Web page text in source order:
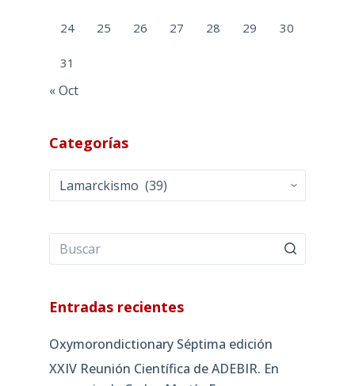
24 25 26 27 28 29 30
31
« Oct
Categorías
Categorías
Entradas recientes
Oxymorondictionary Séptima edición
XXIV Reunión Científica de ADEBIR. En